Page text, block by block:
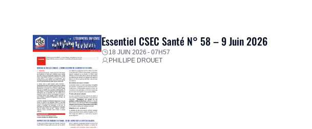
Essentiel CSEC Santé N° 58 – 9 Juin 2026
18 JUIN 2026 - 07H57
PHILLIPE DROUET